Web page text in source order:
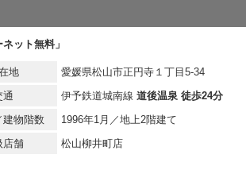
ット無料」
地
愛媛県松山市正円寺１丁目5-34
通
伊予鉄道城南線 道後温泉 徒歩24分
建物階数
1996年1月／地上2階建て
店舗
松山柳井町店